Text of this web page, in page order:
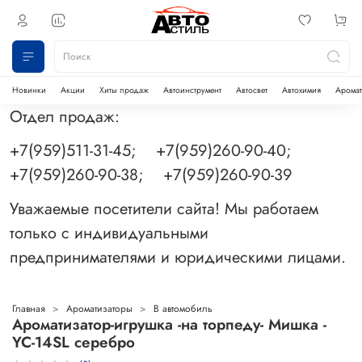
Новинки Акции Хиты продаж Автоинструмент Автосвет Автохимия
Отдел продаж:
+7(959)511-31-45; +7(959)260-90-40;
+7(959)260-90-38; +7(959)260-90-39
Уважаемые посетители сайта! Мы работаем
только с индивидуальными
предпринимателями и юридическими лицами.
Главная Ароматизаторы В автомобиль
Ароматизатор-игрушка -на торпеду- Мишка -
YC-14SL серебро